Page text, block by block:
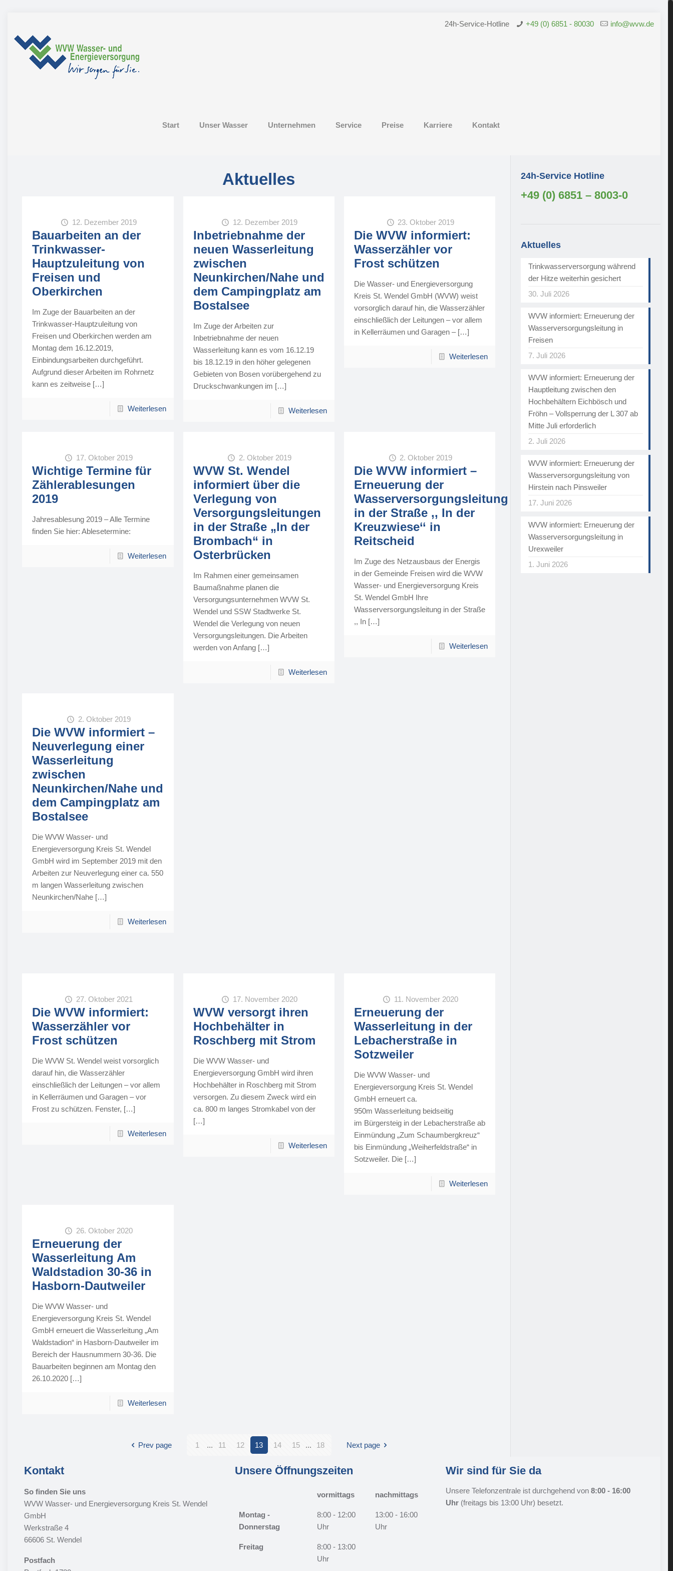
24h-Service-Hotline +49 (0) 6851 - 80030 info@wvw.de
Start Unser Wasser Unternehmen Service Preise Karriere Kontakt
Aktuelles
12. Dezember 2019
Bauarbeiten an der
Trinkwasser-
Hauptzuleitung von
Freisen und
Oberkirchen
Im Zuge der Bauarbeiten an der
Trinkwasser-Hauptzuleitung von
Freisen und Oberkirchen werden am
Montag dem 16.12.2019,
Einbindungsarbeiten durchgeführt.
Aufgrund dieser Arbeiten im Rohrnetz
kann es zeitweise […]
Weiterlesen
12. Dezember 2019
Inbetriebnahme der
neuen Wasserleitung
zwischen
Neunkirchen/Nahe und
dem Campingplatz am
Bostalsee
Im Zuge der Arbeiten zur
Inbetriebnahme der neuen
Wasserleitung kann es vom 16.12.19
bis 18.12.19 in den höher gelegenen
Gebieten von Bosen vorübergehend zu
Druckschwankungen im […]
Weiterlesen
23. Oktober 2019
Die WVW informiert:
Wasserzähler vor
Frost schützen
Die Wasser- und Energieversorgung
Kreis St. Wendel GmbH (WVW) weist
vorsorglich darauf hin, die Wasserzähler
einschließlich der Leitungen – vor allem
in Kellerräumen und Garagen –[…]
Weiterlesen
17. Oktober 2019
Wichtige Termine für
Zählerablesungen
2019
Jahresablesung 2019 – Alle Termine
finden Sie hier: Ablesetermine:
Weiterlesen
2. Oktober 2019
WVW St. Wendel
informiert über die
Verlegung von
Versorgungsleitungen
in der Straße „In der
Brombach“ in
Osterbrücken
Im Rahmen einer gemeinsamen
Baumaßnahme planen die
Versorgungsunternehmen WVW St.
Wendel und SSW Stadtwerke St.
Wendel die Verlegung von neuen
Versorgungsleitungen. Die Arbeiten
werden von Anfang[…]
Weiterlesen
2. Oktober 2019
Die WVW informiert –
Erneuerung der
Wasserversorgungsleitung
in der Straße ,, In der
Kreuzwiese‘‘ in
Reitscheid
Im Zuge des Netzausbaus der Energis
in der Gemeinde Freisen wird die WVW
Wasser- und Energieversorgung Kreis
St. Wendel GmbH Ihre
Wasserversorgungsleitung in der Straße
,, In […]
Weiterlesen
2. Oktober 2019
Die WVW informiert –
Neuverlegung einer
Wasserleitung
zwischen
Neunkirchen/Nahe und
dem Campingplatz am
Bostalsee
Die WVW Wasser- und
Energieversorgung Kreis St. Wendel
GmbH wird im September 2019 mit den
Arbeiten zur Neuverlegung einer ca. 550
m langen Wasserleitung zwischen
Neunkirchen/Nahe […]
Weiterlesen
27. Oktober 2021
Die WVW informiert:
Wasserzähler vor
Frost schützen
Die WVW St. Wendel weist vorsorglich
darauf hin, die Wasserzähler
einschließlich der Leitungen – vor allem
in Kellerräumen und Garagen – vor
Frost zu schützen. Fenster, […]
Weiterlesen
17. November 2020
WVW versorgt ihren
Hochbehälter in
Roschberg mit Strom
Die WVW Wasser- und
Energieversorgung GmbH wird ihren
Hochbehälter in Roschberg mit Strom
versorgen. Zu diesem Zweck wird ein
ca. 800 m langes Stromkabel von der
[…]
Weiterlesen
11. November 2020
Erneuerung der
Wasserleitung in der
Lebacherstraße in
Sotzweiler
Die WVW Wasser- und
Energieversorgung Kreis St. Wendel
GmbH erneuert ca.
950m Wasserleitung beidseitig
im Bürgersteig in der Lebacherstraße ab
Einmündung „Zum Schaumbergkreuz“
bis Einmündung „Weiherfeldstraße“ in
Sotzweiler. Die […]
Weiterlesen
26. Oktober 2020
Erneuerung der
Wasserleitung Am
Waldstadion 30-36 in
Hasborn-Dautweiler
Die WVW Wasser- und
Energieversorgung Kreis St. Wendel
GmbH erneuert die Wasserleitung „Am
Waldstadion“ in Hasborn-Dautweiler im
Bereich der Hausnummern 30-36. Die
Bauarbeiten beginnen am Montag den
26.10.2020 […]
Weiterlesen
Prev page 1 ... 11 12 13 14 15 ... 18 Next page
24h-Service Hotline
+49 (0) 6851 – 8003-0
Aktuelles
Trinkwasserversorgung während
der Hitze weiterhin gesichert
30. Juli 2026
WVW informiert: Erneuerung der
Wasserversorgungsleitung in
Freisen
7. Juli 2026
WVW informiert: Erneuerung der
Hauptleitung zwischen den
Hochbehältern Eichbösch und
Fröhn – Vollsperrung der L 307 ab
Mitte Juli erforderlich
2. Juli 2026
WVW informiert: Erneuerung der
Wasserversorgungsleitung von
Hirstein nach Pinsweiler
17. Juni 2026
WVW informiert: Erneuerung der
Wasserversorgungsleitung in
Urexweiler
1. Juni 2026
Kontakt
So finden Sie uns
WVW Wasser- und Energieversorgung Kreis St. Wendel
GmbH
Werkstraße 4
66606 St. Wendel
Postfach
Unsere Öffnungszeiten
vormittags nachmittags
Montag -
Donnerstag
8:00 - 12:00
Uhr
13:00 - 16:00
Uhr
Freitag
8:00 - 13:00
Uhr
Wir sind für Sie da
Unsere Telefonzentrale ist durchgehend von8:00 - 16:00
Uhr (freitags bis 13:00 Uhr) besetzt.